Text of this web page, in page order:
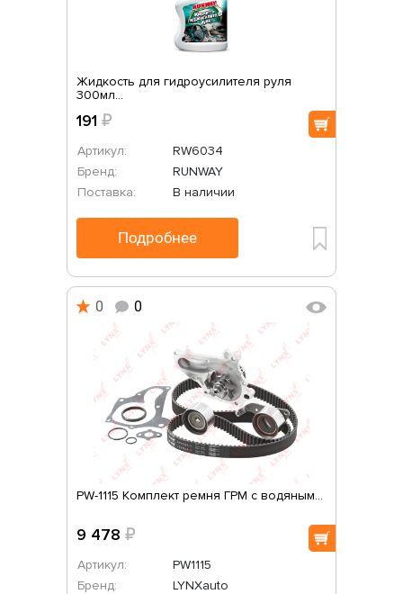
Жидкость для гидроусилителя руля
300мл...
191 ₽
Артикул:
RW6034
Бренд:
RUNWAY
Поставка:
В наличии
Подробнее
0 0
PW-1115 Комплект ремня ГРМ с водяным...
9 478 ₽
Артикул:
PW1115
Бренд:
LYNXauto